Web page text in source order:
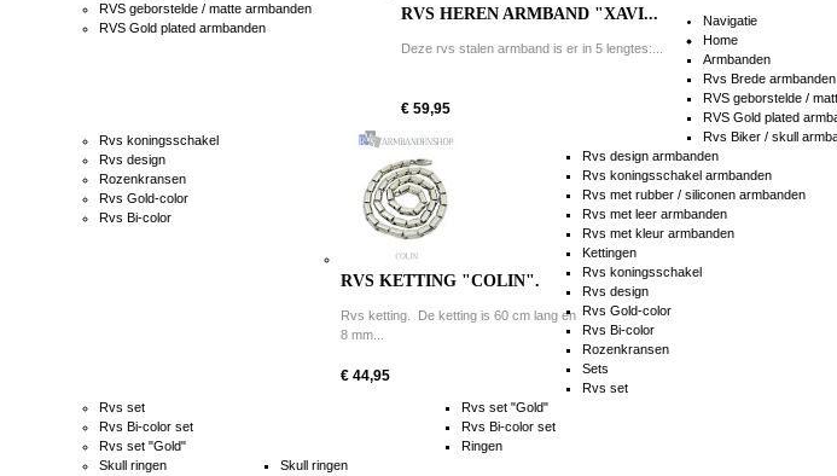
RVS geborstelde / matte armbanden
RVS Gold plated armbanden
RVS HEREN ARMBAND "XAVI...
Deze rvs stalen armband is er in 5 lengtes:...
€ 59,95
Rvs koningsschakel
Rvs design
Rozenkransen
Rvs Gold-color
Rvs Bi-color
RVS KETTING "COLIN".
Rvs ketting. De ketting is 60 cm lang en
8 mm...
€ 44,95
Rvs set
Rvs Bi-color set
Rvs set "Gold"
Skull ringen
Navigatie
Home
Armbanden
Rvs Brede armbanden
RVS geborstelde /
RVS Gold plated
Rvs Biker / skull
Rvs design armbanden
Rvs koningsschakel armbanden
Rvs met rubber / siliconen armbanden
Rvs met leer armbanden
Rvs met kleur armbanden
Kettingen
Rvs koningsschakel
Rvs design
Rvs Gold-color
Rvs Bi-color
Rozenkransen
Sets
Rvs set
Rvs set "Gold"
Rvs Bi-color set
Ringen
Skull ringen